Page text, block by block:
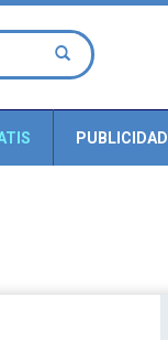
PUBLICIDAD